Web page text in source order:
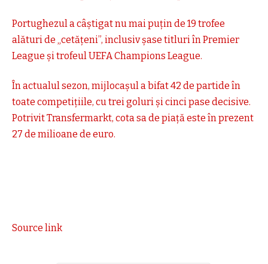
Portughezul a câștigat nu mai puțin de 19 trofee
alături de „cetățeni”, inclusiv șase titluri în Premier
League și trofeul UEFA Champions League.
În actualul sezon, mijlocașul a bifat 42 de partide în
toate competițiile, cu trei goluri și cinci pase decisive.
Potrivit Transfermarkt, cota sa de piață este în prezent
27 de milioane de euro.
Source link